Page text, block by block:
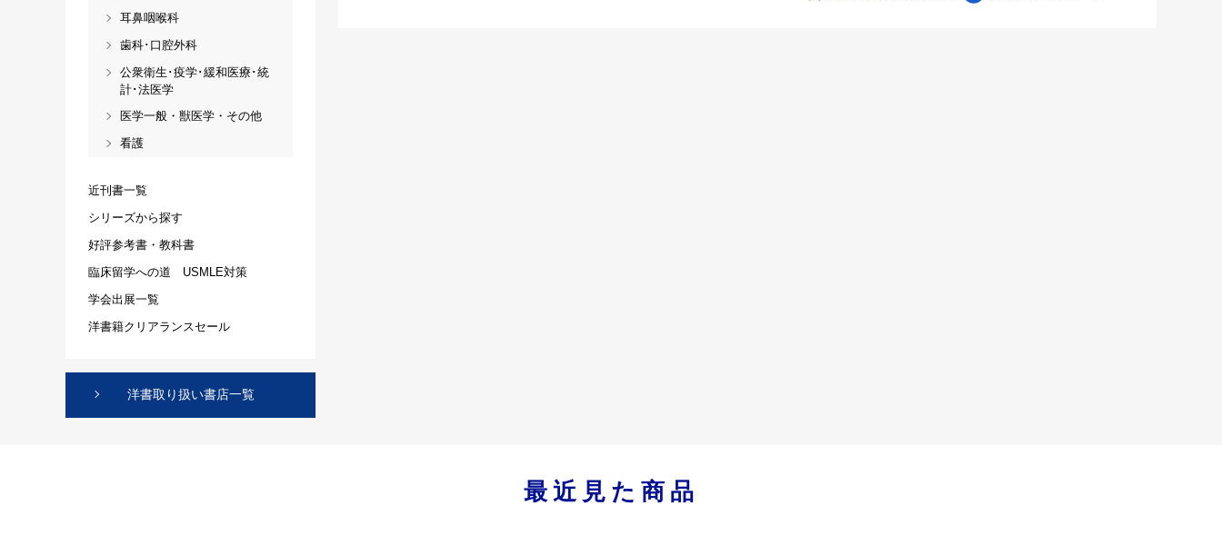
耳鼻咽喉科
歯科･口腔外科
公衆衛生･疫学･緩和医療･統
計･法医学
医学一般・獣医学・その他
看護
近刊書一覧
シリーズから探す
好評参考書・教科書
臨床留学への道 USMLE対策
学会出展一覧
洋書籍クリアランスセール
洋書取り扱い書店一覧
最近見た商品